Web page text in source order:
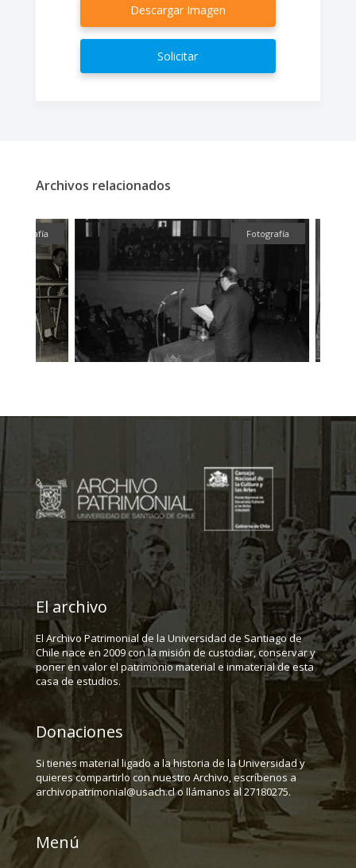
Descargar Imagen
Solicitar
Archivos relacionados
Fotografía
El archivo
El Archivo Patrimonial de la Universidad de Santiago de
Chile nace en 2009 con la misión de custodiar, conservar y
poner en valor el patrimonio material e inmaterial de esta
casa de estudios.
Donaciones
Si tienes material ligado a la historia de la Universidad y
quieres compartirlo con nuestro Archivo, escríbenos a
archivopatrimonial@usach.cl o llámanos al 27180275.
Menú